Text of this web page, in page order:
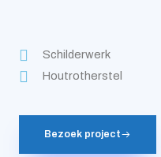
Schilderwerk
Houtrotherstel
Bezoek project